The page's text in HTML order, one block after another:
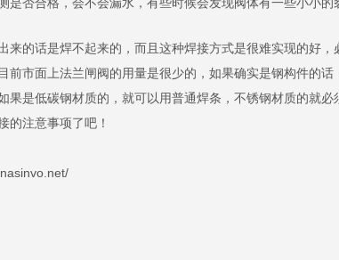
的话是焊不起来的，而且这种焊接方式是很难实现的好，
市面上法兰闸阀的用量是很少的，如果确实是钢构件的话
是低碳钢材质的，就可以用普通焊条，不锈钢材质的就必
注意事项了吧！